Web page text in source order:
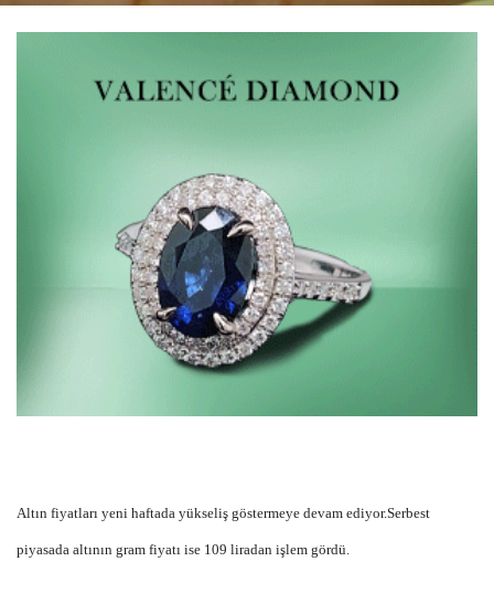
Altın fiyatları yeni haftada yükseliş göstermeye devam ediyor.Serbest
piyasada altının gram fiyatı ise 109 liradan işlem gördü.